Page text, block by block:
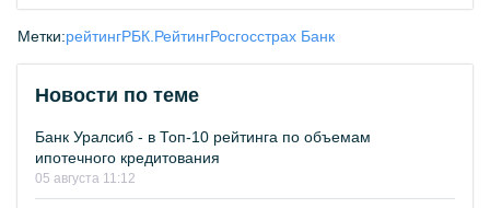
Метки:рейтингРБК.РейтингРосгосстрах Банк
Новости по теме
Банк Уралсиб - в Топ-10 рейтинга по объемам
ипотечного кредитования
05 августа 11:12